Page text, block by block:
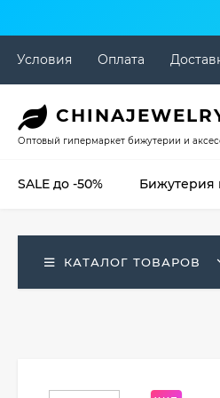
Условия Оплата
CHINA
Оптовый гипермаркет бижутерии и
SALE до -50% Бижутерия
КАТАЛОГ ТОВАРОВ